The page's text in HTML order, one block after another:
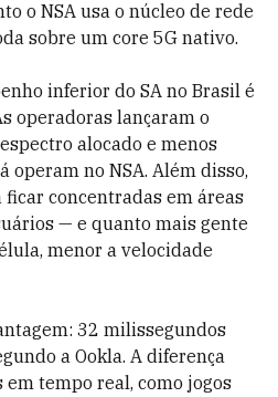
o NSA usa o núcleo de rede
sobre um core 5G nativo.
inferior do SA no Brasil é
operadoras lançaram o
alocado e menos
operam no NSA. Além disso,
ficar concentradas em áreas
— e quanto mais gente
menor a velocidade
32 milissegundos
a Ookla. A diferença
tempo real, como jogos